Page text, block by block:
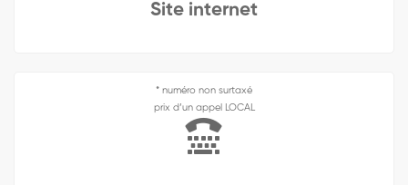
Site internet
* numéro non surtaxé
prix d’un appel LOCAL